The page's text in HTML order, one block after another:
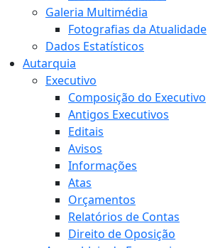
Galeria Multimédia
Fotografias da Atualidade
Dados Estatísticos
Autarquia
Executivo
Composição do Executivo
Antigos Executivos
Editais
Avisos
Informações
Atas
Orçamentos
Relatórios de Contas
Direito de Oposição